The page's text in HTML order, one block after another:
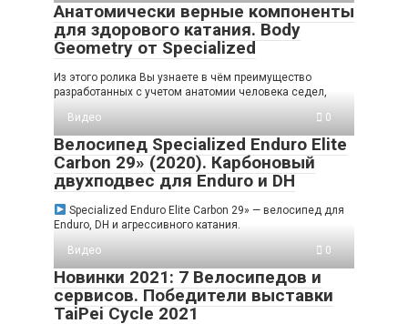
Анатомически верные компоненты
для здорового катания. Body
Geometry от Specialized
Из этого ролика Вы узнаете в чём преимущество
разработанных с учетом анатомии человека седел,
Видео
0
Велосипед Specialized Enduro Elite
Carbon 29» (2020). Карбоновый
двухподвес для Enduro и DH
Specialized Enduro Elite Carbon 29» — велосипед для
Enduro, DH и агрессивного катания.
Видео
0
Новинки 2021: 7 Велосипедов и
сервисов. Победители выставки
TaiPei Cycle 2021